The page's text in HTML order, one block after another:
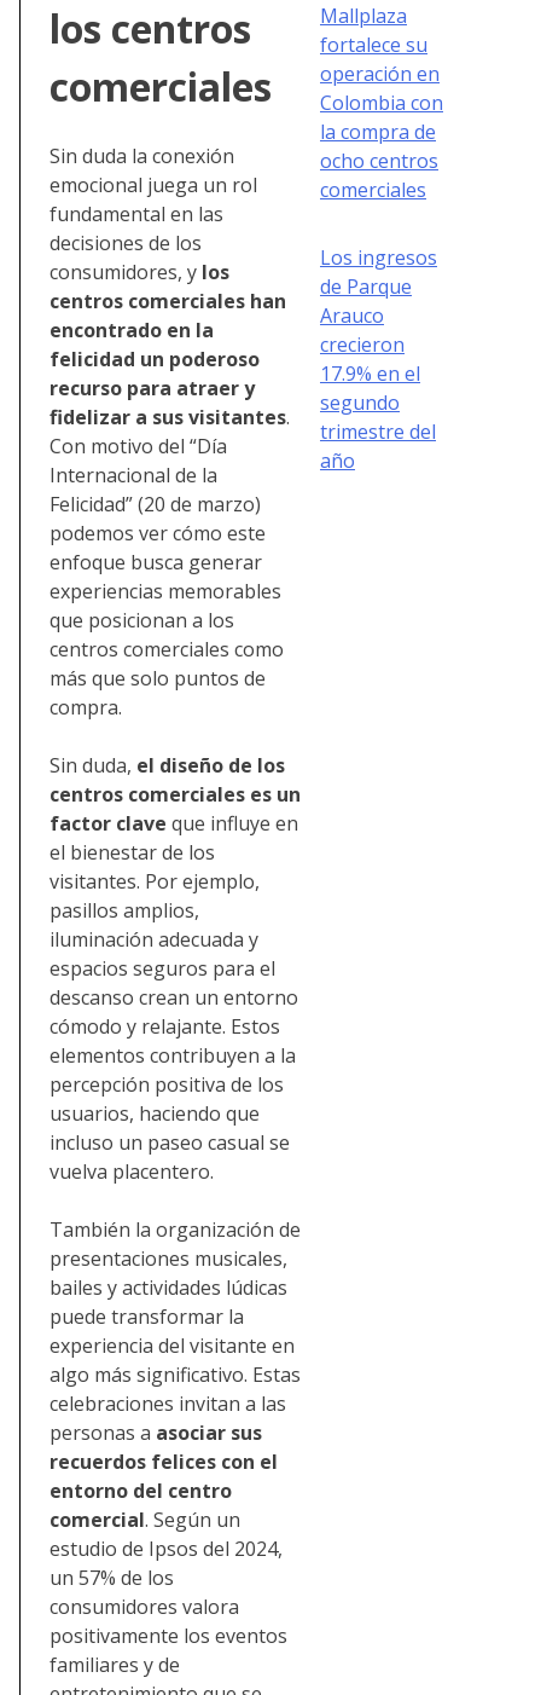
los centros
comerciales
Sin duda la conexión
emocional juega un rol
fundamental en las
decisiones de los
consumidores, y los
centros comerciales han
encontrado en la
felicidad un poderoso
recurso para atraer y
fidelizar a sus visitantes.
Con motivo del “Día
Internacional de la
Felicidad” (20 de marzo)
podemos ver cómo este
enfoque busca generar
experiencias memorables
que posicionan a los
centros comerciales como
más que solo puntos de
compra.
Sin duda, el diseño de los
centros comerciales es un
factor clave que influye en
el bienestar de los
visitantes. Por ejemplo,
pasillos amplios,
iluminación adecuada y
espacios seguros para el
descanso crean un entorno
cómodo y relajante. Estos
elementos contribuyen a la
percepción positiva de los
usuarios, haciendo que
incluso un paseo casual se
vuelva placentero.
También la organización de
presentaciones musicales,
bailes y actividades lúdicas
puede transformar la
experiencia del visitante en
algo más significativo. Estas
celebraciones invitan a las
personas a asociar sus
recuerdos felices con el
entorno del centro
comercial. Según un
estudio de Ipsos del 2024,
un 57% de los
consumidores valora
positivamente los eventos
familiares y de
Mallplaza
fortalece su
operación en
Colombia con
la compra de
ocho centros
comerciales
Los ingresos
de Parque
Arauco
crecieron
17.9% en el
segundo
trimestre del
año